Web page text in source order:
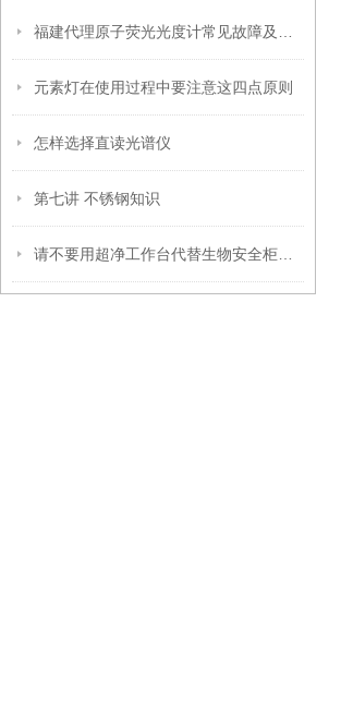
元素灯在使用过程中要注意这四点原则
怎样选择直读光谱仪
第七讲 不锈钢知识